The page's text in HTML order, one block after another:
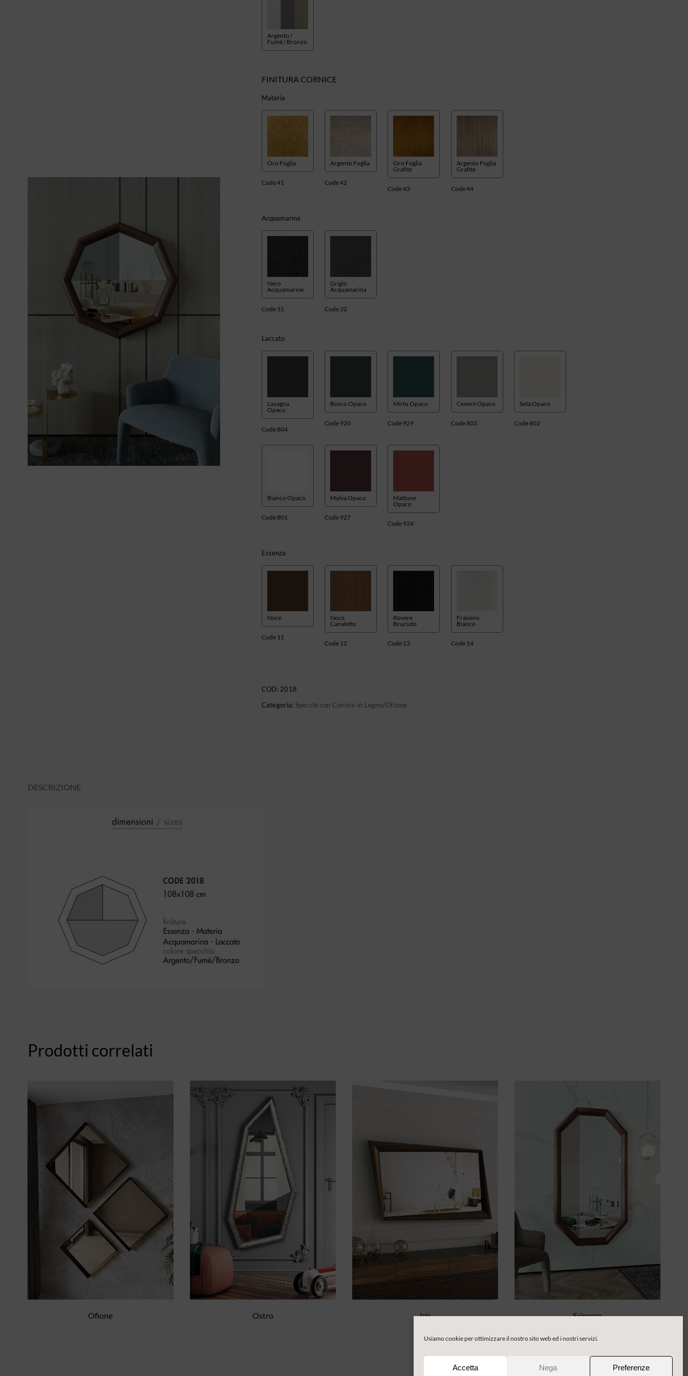
Usiamo cookie per ottimizzare il nostro sito web ed i nostri servizi.
Accetta Nega Preferenze
Argento /
Fumé / Bronzo
FINITURA CORNICE
Materia
Oro Foglia
Code 41
Argento Foglia
Code 42
Oro Foglia
Grafite
Code 43
Argento Foglia
Grafite
Code 44
Acquamarina
Nero
Acquamarine
Code 31
Grigio
Acquamarina
Code 32
Laccato
Lavagna
Opaco
Code 804
Bosco Opaco
Code 920
Mirto Opaco
Code 929
Cenere Opaco
Code 803
Seta Opaco
Code 802
Bianco Opaco
Code 801
Malva Opaco
Code 927
Mattone
Opaco
Code 924
Essenza
Noce
Code 11
Noce
Canaletto
Code 12
Rovere
Bruciato
Code 13
Frassino
Bianco
Code 14
COD: 2018
Categoria: Specchi con Cornice in Legno/Ottone
DESCRIZIONE
Prodotti correlati
Ofione Ostro Iris Scirocco